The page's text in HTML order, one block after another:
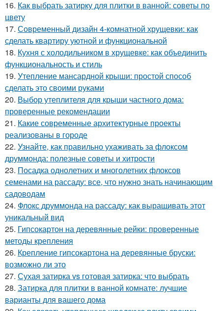
16. Как выбрать затирку для плитки в ванной: советы по
цвету
17. Современный дизайн 4-комнатной хрущевки: как
сделать квартиру уютной и функциональной
18. Кухня с холодильником в хрущевке: как объединить
функциональность и стиль
19. Утепление мансардной крыши: простой способ
сделать это своими руками
20. Выбор утеплителя для крыши частного дома:
проверенные рекомендации
21. Какие современные архитектурные проекты
реализованы в городе
22. Узнайте, как правильно ухаживать за флоксом
друммонда: полезные советы и хитрости
23. Посадка однолетних и многолетних флоксов
семенами на рассаду: все, что нужно знать начинающим
садоводам
24. Флокс друммонда на рассаду: как выращивать этот
уникальный вид
25. Гипсокартон на деревянные рейки: проверенные
методы крепления
26. Крепление гипсокартона на деревянные бруски:
возможно ли это
27. Сухая затирка vs готовая затирка: что выбрать
28. Затирка для плитки в ванной комнате: лучшие
варианты для вашего дома